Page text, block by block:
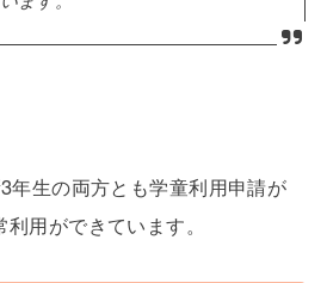
年生の両方とも学童利用申請が
用ができています。